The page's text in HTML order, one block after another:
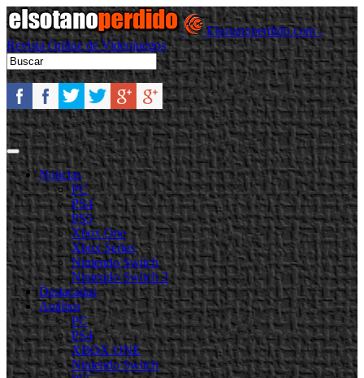
Elsotanoperdido.com -
Revista Online de Videojuegos
Noticias
PC
PS4
PS5
Xbox One
Xbox Series
Nintendo Switch
Nintendo Switch 2
Destacadas
Análisis
PC
PS4
XBOX ONE
Nintendo Switch